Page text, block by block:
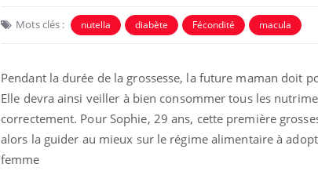
Mots clés : nutella diabète Fécondité macula
Pendant la durée de la grossesse, la future maman doit
Elle devra ainsi veiller à bien consommer tous les
correctement. Pour Sophie, 29 ans, cette première
alors la guider au mieux sur le régime alimentaire à
femme